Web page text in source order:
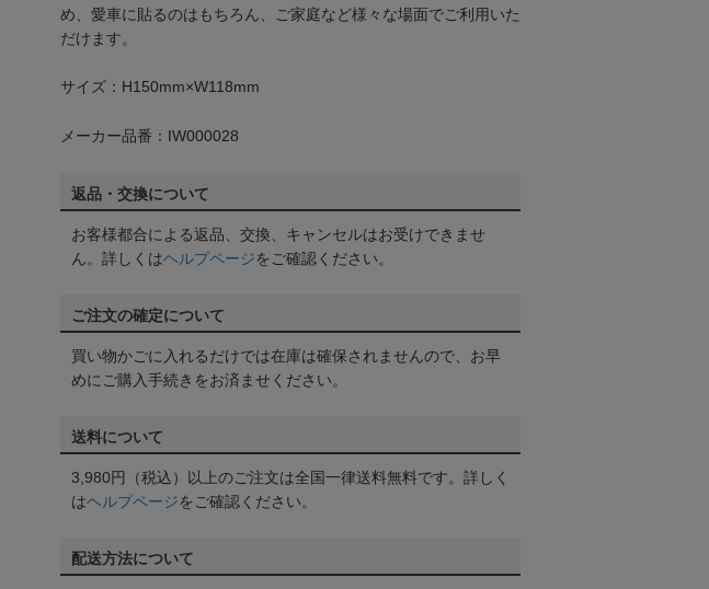
め、愛車に貼るのはもちろん、ご家庭など様々な場面でご利用いた
だけます。
サイズ：H150mm×W118mm
メーカー品番：IW000028
返品・交換について
お客様都合による返品、交換、キャンセルはお受けできませ
ん。詳しくはヘルプページをご確認ください。
ご注文の確定について
買い物かごに入れるだけでは在庫は確保されませんので、お早
めにご購入手続きをお済ませください。
送料について
3,980円（税込）以上のご注文は全国一律送料無料です。詳しく
はヘルプページをご確認ください。
配送方法について